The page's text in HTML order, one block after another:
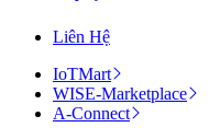
Liên Hệ
IoTMart
WISE-Marketplace
A-Connect